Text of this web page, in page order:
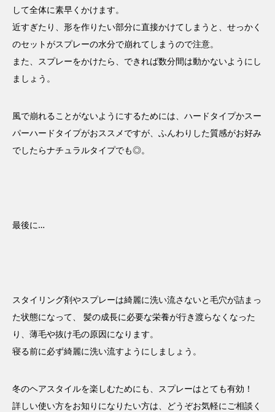
して全体に素早くかけます。
近すぎたり、形を作りたい部分に直接かけてしまうと、せっかく
のセットがスプレーの水分で崩れてしまうので注意。
また、スプレーをかけたら、できれば数分間は動かないようにし
ましょう。
風で崩れることがないようにするためには、ハードタイプかスー
パーハードタイプがおススメですが、ふんわりした質感がお好み
でしたらナチュラルタイプでも◎。
最後に…
スタイリング剤やスプレーは綺麗に洗い流さないと毛穴が詰まっ
た状態になって、 髪の成長に必要な栄養が行き渡らなくなった
り、薄毛や抜け毛の原因になります。
寝る前に必ず綺麗に洗い流すようにしましょう。
冬のヘアスタイルを楽しむためにも、スプレーはとても有効！
詳しい使い方をお知りになりたい方は、どうぞお気軽にご相談く